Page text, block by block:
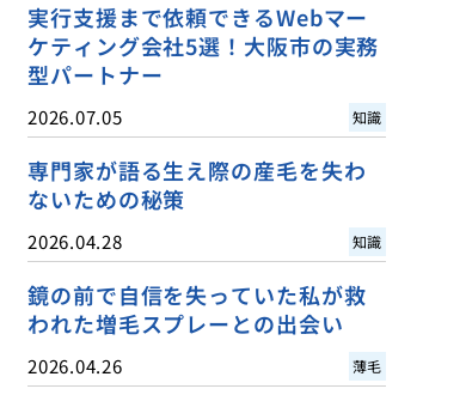
実行支援まで依頼できるWebマー
ケティング会社5選！大阪市の実務
型パートナー
2026.07.05 知識
専門家が語る生え際の産毛を失わ
ないための秘策
2026.04.28 知識
鏡の前で自信を失っていた私が救
われた増毛スプレーとの出会い
2026.04.26 薄毛